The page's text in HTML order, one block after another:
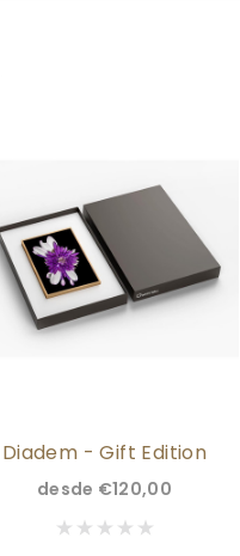
Diadem - Gift Edition
desde €120,00